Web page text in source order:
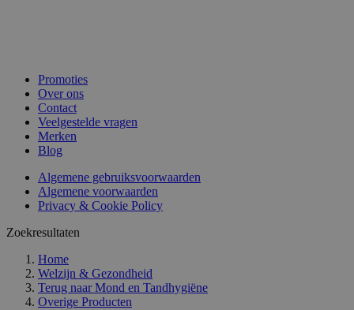
Promoties
Over ons
Contact
Veelgestelde vragen
Merken
Blog
Algemene gebruiksvoorwaarden
Algemene voorwaarden
Privacy & Cookie Policy
Zoekresultaten
Home
Welzijn & Gezondheid
Terug naar Mond en Tandhygiëne
Overige Producten